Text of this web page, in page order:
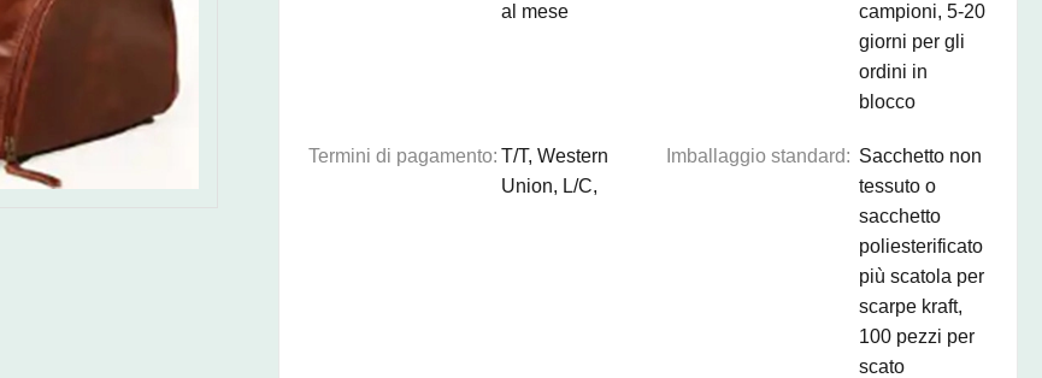
al mese
campioni, 5-20
giorni per gli
ordini in
blocco
Termini di pagamento: T/T, Western
Union, L/C,
Imballaggio standard: Sacchetto non
tessuto o
sacchetto
poliesterificato
più scatola per
scarpe kraft,
100 pezzi per
scato